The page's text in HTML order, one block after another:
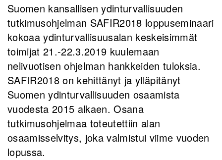
Suomen kansallisen ydinturvallisuuden
tutkimusohjelman SAFIR2018 loppuseminaari
kokoaa ydinturvallisuusalan keskeisimmät
toimijat 21.-22.3.2019 kuulemaan
nelivuotisen ohjelman hankkeiden tuloksia.
SAFIR2018 on kehittänyt ja ylläpitänyt
Suomen ydinturvallisuuden osaamista
vuodesta 2015 alkaen. Osana
tutkimusohjelmaa toteutettiin alan
osaamisselvitys, joka valmistui viime vuoden
lopussa.